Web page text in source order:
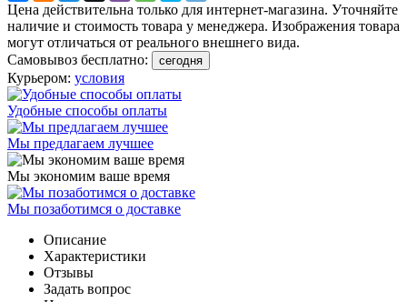
Цена действительна только для интернет-магазина. Уточняйте
наличие и стоимость товара у менеджера. Изображения товара
могут отличаться от реального внешнего вида.
Самовывоз бесплатно:
сегодня
Курьером: условия
Удобные способы оплаты
Мы предлагаем лучшее
Мы экономим ваше время
Мы позаботимся о доставке
Описание
Характеристики
Отзывы
Задать вопрос